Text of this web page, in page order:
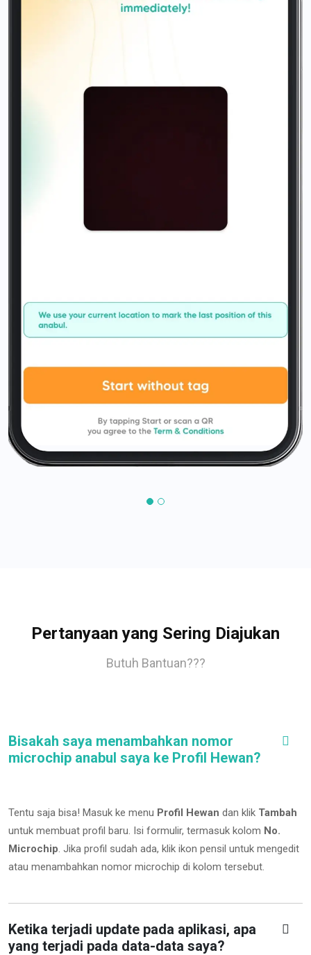
Pertanyaan yang Sering Diajukan
Butuh Bantuan???
Bisakah saya menambahkan nomor
microchip anabul saya ke Profil Hewan?
Tentu saja bisa! Masuk ke menu Profil Hewan dan klik Tambah
untuk membuat profil baru. Isi formulir, termasuk kolom No.
Microchip. Jika profil sudah ada, klik ikon pensil untuk mengedit
atau menambahkan nomor microchip di kolom tersebut.
Ketika terjadi update pada aplikasi, apa
yang terjadi pada data-data saya?